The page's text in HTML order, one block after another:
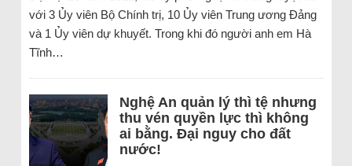
với 3 Ủy viên Bộ Chính trị, 10 Ủy viên Trung ương Đảng
và 1 Ủy viên dự khuyết. Trong khi đó người anh em Hà
Tĩnh…
Nghệ An quản lý thì tệ nhưng
thu vén quyền lực thì không
ai bằng. Đại nguy cho đất
nước!